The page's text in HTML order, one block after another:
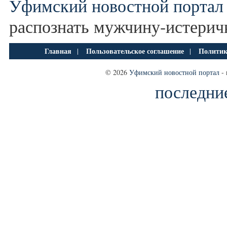
Уфимский новостной портал
распознать мужчину-
Главная | Пользовательское соглашение |
© 2026 Уфимский новостной портал -